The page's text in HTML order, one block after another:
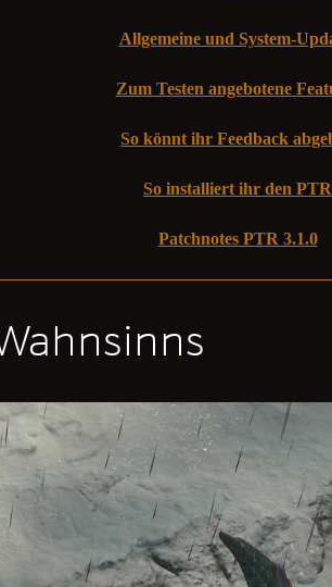
Allgemeine und System-
Zum Testen angebotene
So könnt ihr Feedback
So installiert ihr den PTR
Patchnotes PTR 3.1.0